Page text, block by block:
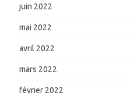
juin 2022
mai 2022
avril 2022
mars 2022
février 2022